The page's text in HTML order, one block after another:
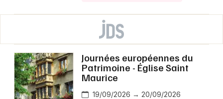
Journées européennes du
Patrimoine - Église Saint
Maurice
19/09/2026 → 20/09/2026